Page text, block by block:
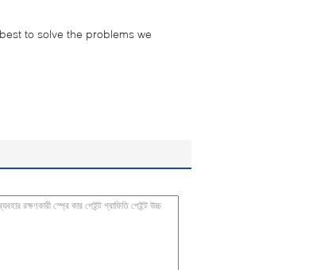
to solve the problems we